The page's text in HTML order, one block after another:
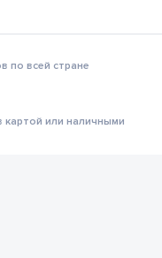
по всей стране
картой или наличными